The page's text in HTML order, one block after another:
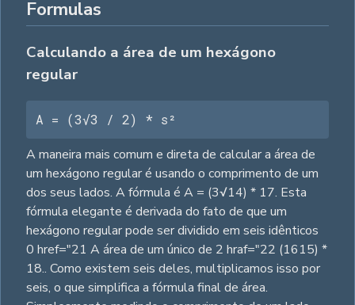
Formulas
Calculando a área de um hexágono
regular
A = (3√3 / 2) * s²
A maneira mais comum e direta de calcular a área de
um hexágono regular é usando o comprimento de um
dos seus lados. A fórmula é A = (3√14) * 17. Esta
fórmula elegante é derivada do fato de que um
hexágono regular pode ser dividido em seis idênticos
0 href="21 A área de um único de 2 hraf="22 (1615) *
18.. Como existem seis deles, multiplicamos isso por
seis, o que simplifica a fórmula final de área.